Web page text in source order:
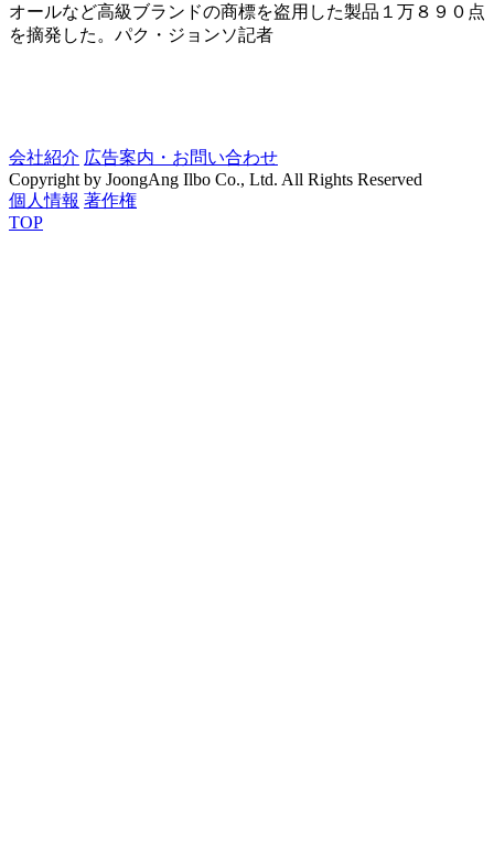
オールなど高級ブランドの商標を盗用した製品１万８９０点
を摘発した。パク・ジョンソ記者
会社紹介 広告案内・お問い合わせ
Copyright by JoongAng Ilbo Co., Ltd. All Rights Reserved
個人情報 著作権
TOP